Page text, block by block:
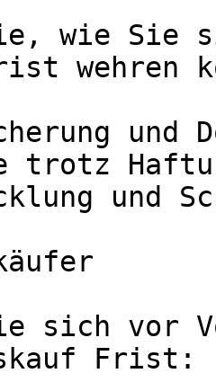
wie Sie
wehren
und
trotz
und
sich vor
Frist: